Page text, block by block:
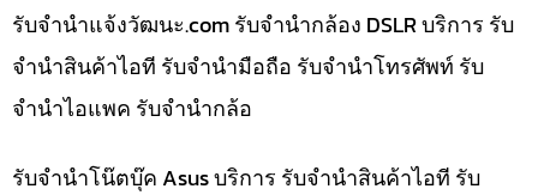
รับจํานําแจ้งวัฒนะ.com รับจำนำกล้อง DSLR บริการ รับ
จำนำสินค้าไอที รับจำนำมือถือ รับจำนำโทรศัพท์ รับ
จำนำไอแพค รับจำนำกล้อ
รับจำนำโน๊ตบุ๊ค Asus บริการ รับจำนำสินค้าไอที รับ